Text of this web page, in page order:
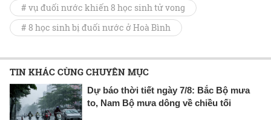
# vụ đuối nước khiến 8 học sinh tử vong
# 8 học sinh bị đuối nước ở Hoà Bình
TIN KHÁC CÙNG CHUYÊN MỤC
Dự báo thời tiết ngày 7/8: Bắc Bộ mưa
to, Nam Bộ mưa dông về chiều tối